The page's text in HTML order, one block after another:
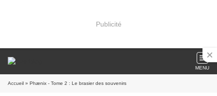
Publicité
MENU
Accueil » Phænix - Tome 2 : Le brasier des souvenirs